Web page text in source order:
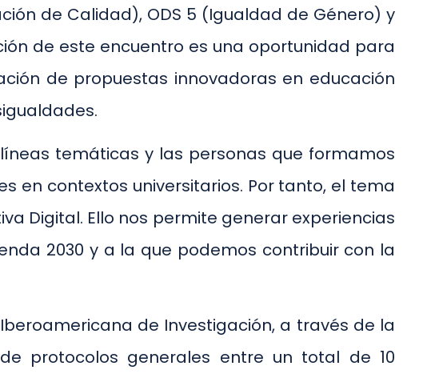
de Calidad), ODS 5 (Igualdad de Género) y
de este encuentro es una oportunidad para
de propuestas innovadoras en educación
temáticas y las personas que formamos
en contextos universitarios. Por tanto, el tema
Digital. Ello nos permite generar experiencias
2030 y a la que podemos contribuir con la
de Investigación, a través de la
protocolos generales entre un total de 10